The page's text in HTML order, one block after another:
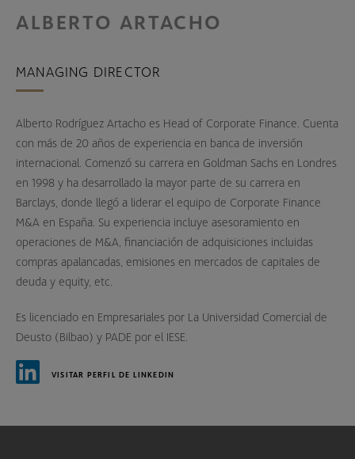
ALBERTO ARTACHO
MANAGING DIRECTOR
Alberto Rodríguez Artacho es Head of Corporate Finance. Cuenta
con más de 20 años de experiencia en banca de inversión
internacional. Comenzó su carrera en Goldman Sachs en Londres
en 1998 y ha desarrollado la mayor parte de su carrera en
Barclays, donde llegó a liderar el equipo de Corporate Finance
M&A en España. Su experiencia incluye asesoramiento en
operaciones de M&A, financiación de adquisiciones incluidas
compras apalancadas, emisiones en mercados de capitales de
deuda y equity, etc.
Es licenciado en Empresariales por La Universidad Comercial de
Deusto (Bilbao) y PADE por el IESE.
VISITAR PERFIL DE LINKEDIN